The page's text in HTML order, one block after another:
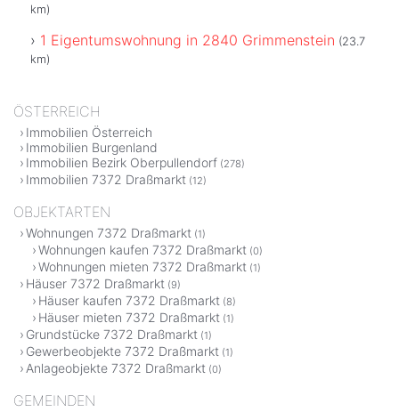
km)
1 Eigentumswohnung in 2840 Grimmenstein (23.7
km)
ÖSTERREICH
Immobilien Österreich
Immobilien Burgenland
Immobilien Bezirk Oberpullendorf (278)
Immobilien 7372 Draßmarkt (12)
OBJEKTARTEN
Wohnungen 7372 Draßmarkt (1)
Wohnungen kaufen 7372 Draßmarkt (0)
Wohnungen mieten 7372 Draßmarkt (1)
Häuser 7372 Draßmarkt (9)
Häuser kaufen 7372 Draßmarkt (8)
Häuser mieten 7372 Draßmarkt (1)
Grundstücke 7372 Draßmarkt (1)
Gewerbeobjekte 7372 Draßmarkt (1)
Anlageobjekte 7372 Draßmarkt (0)
GEMEINDEN